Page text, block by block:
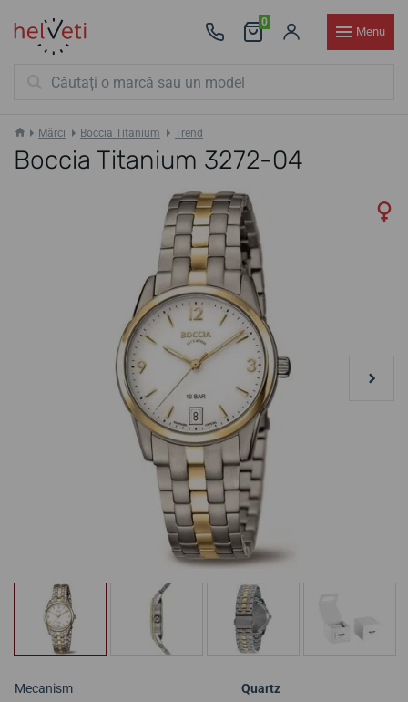
0
Menu
Mărci Boccia Titanium Trend
Boccia Titanium 3272-04
Mecanism
Quartz